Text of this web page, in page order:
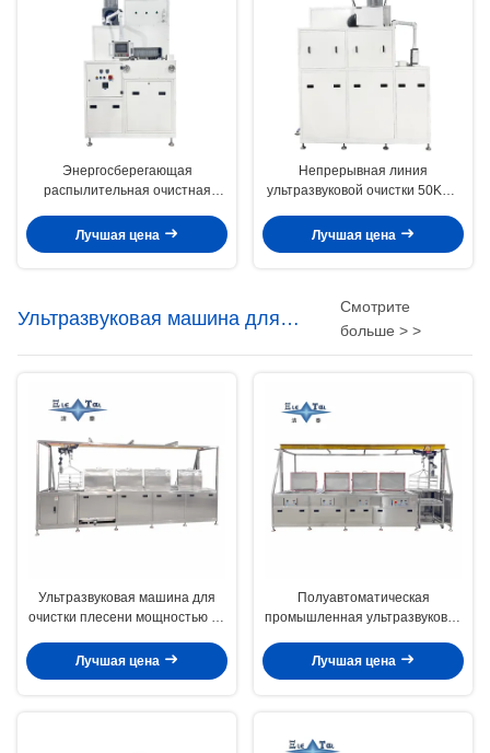
Энергосберегающая
распылительная очистная
Система очистки воздушного
ножа, поддерживающая
Лучшая цена
Непрерывная линия
ультразвуковой очистки 50KHZ
очиститель 23KW
Лучшая цена
Ультразвуковая машина для
очистки плесени
Смотрите
больше > >
Ультразвуковая машина для
очистки плесени мощностью 90
Лучшая цена
Полуавтоматическая
промышленная ультразвуковая
Ультразвуковое оборудование
для очистки с электрическим
Лучшая цена